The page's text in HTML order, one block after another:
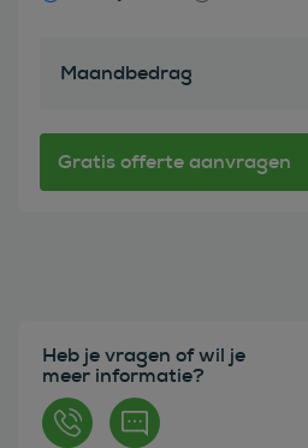
Maandbedrag
Heb je vragen of wil je
meer informatie?